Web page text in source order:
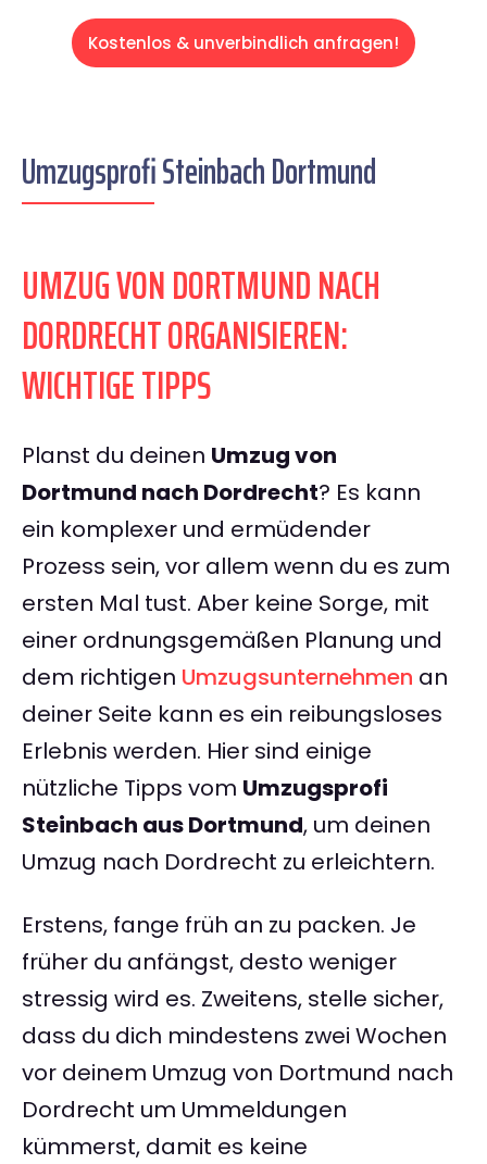
Kostenlos & unverbindlich anfragen!
Umzugsprofi Steinbach Dortmund
UMZUG VON DORTMUND NACH
DORDRECHT ORGANISIEREN:
WICHTIGE TIPPS
Planst du deinen Umzug von
Dortmund nach Dordrecht? Es kann
ein komplexer und ermüdender
Prozess sein, vor allem wenn du es zum
ersten Mal tust. Aber keine Sorge, mit
einer ordnungsgemäßen Planung und
dem richtigen Umzugsunternehmen an
deiner Seite kann es ein reibungsloses
Erlebnis werden. Hier sind einige
nützliche Tipps vom Umzugsprofi
Steinbach aus Dortmund, um deinen
Umzug nach Dordrecht zu erleichtern.
Erstens, fange früh an zu packen. Je
früher du anfängst, desto weniger
stressig wird es. Zweitens, stelle sicher,
dass du dich mindestens zwei Wochen
vor deinem Umzug von Dortmund nach
Dordrecht um Ummeldungen
kümmerst, damit es keine